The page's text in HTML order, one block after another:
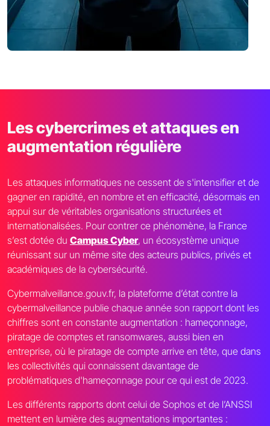
Les cybercrimes et attaques en
augmentation régulière
Les attaques informatiques ne cessent de s'intensifier et de
gagner en rapidité, en nombre et en efficacité, désormais en
appui sur de véritables organisations structurées et
internationalisées. Pour contrer ce phénomène, la France
s’est dotée du Campus Cyber, un écosystème unique
réunissant sur un même site des acteurs publics, privés et
académiques de la cybersécurité.
Cybermalveillance.gouv.fr, la plateforme d’état contre la
cybermalveillance publie chaque année son rapport dont les
chiffres sont en constante augmentation : hameçonnage,
piratage de comptes et ransomwares, aussi bien en
entreprise, où le piratage de compte arrive en tête, que dans
les collectivités qui connaissent davantage de
problématiques d'hameçonnage pour ce qui est de 2023.
Les différents rapports dont celui de Sophos et de l’ANSSI
mettent en lumière des augmentations importantes :